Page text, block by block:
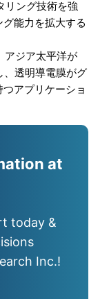
リング技術を強
能力を拡大する
アジア太平洋が
、透明導電膜がグ
アプリケーショ
at
today &
Inc.!